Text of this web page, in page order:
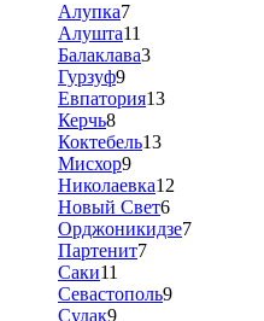
Алупка7
Алушта11
Балаклава3
Гурзуф9
Евпатория13
Керчь8
Коктебель13
Мисхор9
Николаевка12
Новый Свет6
Орджоникидзе7
Партенит7
Саки11
Севастополь9
Судак9